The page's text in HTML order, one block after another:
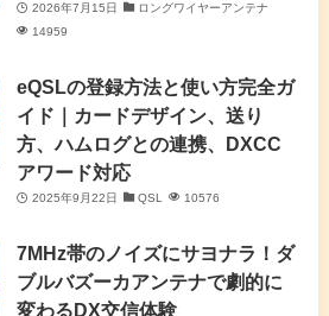
(20)
2026年7月15日
ロングワイヤーアンテナ
14959
eQSLの登録方法と使い方完全ガ
イド｜カードデザイン、送り
方、ハムログとの連携、DXCC
アワード対応
2025年9月22日 QSL 10576
7MHz帯のノイズにサヨナラ！ダ
ブルバズーカアンテナで劇的に
変わるDX交信体験